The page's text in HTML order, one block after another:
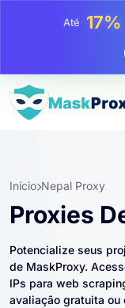
Até25%
Início Nepal Proxy
Proxies
Potencialize seus
de MaskProxy.
IPs para web
avaliação gratuita ou